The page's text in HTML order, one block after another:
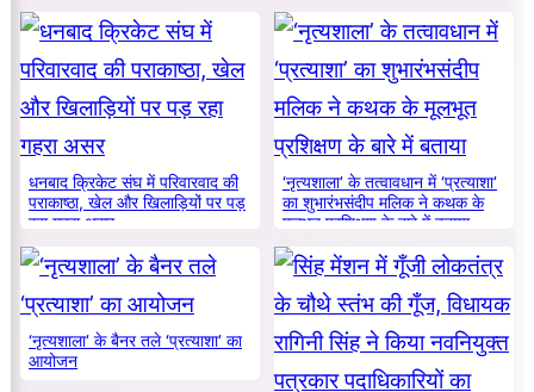
धनबाद क्रिकेट संघ में परिवारवाद की
पराकाष्ठा, खेल और खिलाड़ियों पर पड़
रहा गहरा असर
‘नृत्यशाला’ के तत्वावधान में ‘प्रत्याशा’
का शुभारंभसंदीप मलिक ने कथक के
मूलभूत प्रशिक्षण के बारे में बताया
‘नृत्यशाला’ के बैनर तले ‘प्रत्याशा’ का
आयोजन